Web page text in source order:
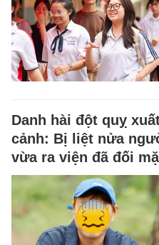
Danh hài đột quỵ
cảnh: Bị liệt nửa
vừa ra viện đã đối